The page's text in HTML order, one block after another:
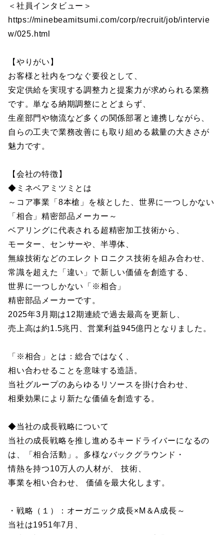
＜社員インタビュー＞
https://minebeamitsumi.com/corp/recruit/job/intervie
w/025.html
【やりがい】
お客様と社内をつなぐ要役として、
安定供給を実現する調整力と提案力が求められる業務
です。単なる納期調整にとどまらず、
生産部門や物流など多くの関係部署と連携しながら、
自らの工夫で業務改善にも取り組める裁量の大きさが
魅力です。
【会社の特徴】
◆ミネベアミツミとは
～コア事業「8本槍」を核とした、世界に一つしかない
「相合」精密部品メーカー～
ベアリングに代表される超精密加工技術から、
モーター、センサーや、半導体、
無線技術などのエレクトロニクス技術を組み合わせ、
常識を超えた「違い」で新しい価値を創造する、
世界に一つしかない「※相合」
精密部品メーカーです。
2025年3月期は12期連続で過去最高を更新し、
売上高は約1.5兆円、営業利益945億円となりました。
「※相合」とは：総合ではなく、
相い合わせることを意味する造語。
当社グループのあらゆるリソースを掛け合わせ、
相乗効果により新たな価値を創造する。
◆当社の成長戦略について
当社の成長戦略を推し進めるキードライバーになるの
は、「相合活動」。多様なバックグラウンド・
情熱を持つ10万人の人材が、 技術、
事業を相い合わせ、 価値を最大化します。
・戦略（１）：オーガニック成長×M＆A成長～
当社は1951年7月、